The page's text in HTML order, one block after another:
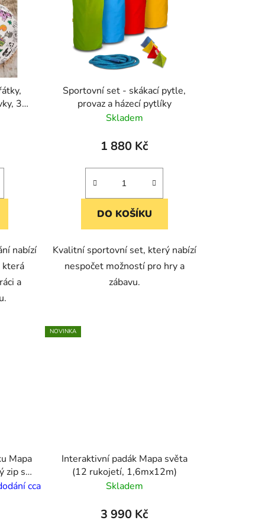
3
nabízí
která
a
Sportovní set - skákací pytle,
provaz a házecí pytlíky
Skladem
1 880 Kč
DO KOŠÍKU
Kvalitní sportovní set, který nabízí
nespočet možností pro hry a
zábavu.
Mapa
zip se
cca
NOVINKA
Interaktivní padák Mapa světa
(12 rukojetí, 1,6mx12m)
Skladem
3 990 Kč